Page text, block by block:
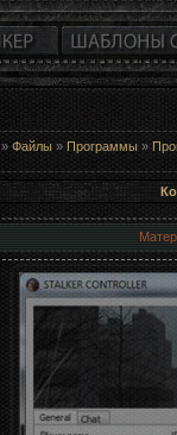
» Файлы » Программы »